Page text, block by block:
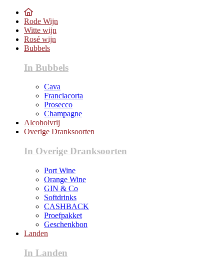
Rode Wijn
Witte wijn
Rosé wijn
Bubbels
In Bubbels
Cava
Franciacorta
Prosecco
Champagne
Alcoholvrij
Overige Dranksoorten
In Overige Dranksoorten
Port Wine
Orange Wine
GIN & Co
Softdrinks
CASHBACK
Proefpakket
Geschenkbon
Landen
In Landen